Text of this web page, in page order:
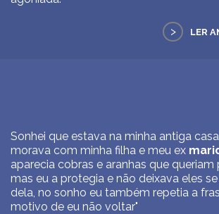
> LER
Sonhei que estava na minha antiga
morava com minha filha e meu ex
aparecia cobras e aranhas que queriam
mas eu a protegia e não deixava eles
dela, no sonho eu também repetia a
motivo de eu não voltar"